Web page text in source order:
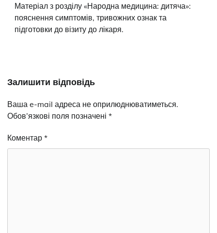
Матеріал з розділу «Народна медицина: дитяча»:
пояснення симптомів, тривожних ознак та
підготовки до візиту до лікаря.
Залишити відповідь
Ваша e-mail адреса не оприлюднюватиметься.
Обов’язкові поля позначені *
Коментар *